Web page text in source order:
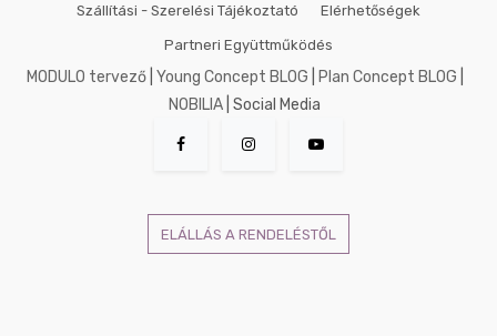
Szállítási - Szerelési Tájékoztató Elérhetőségek
Partneri Együttműködés
MODULO tervező| Young Concept BLOG Plan Concept BLOG
NOBILIA | Social Media
ELÁLLÁS A RENDELÉSTŐL